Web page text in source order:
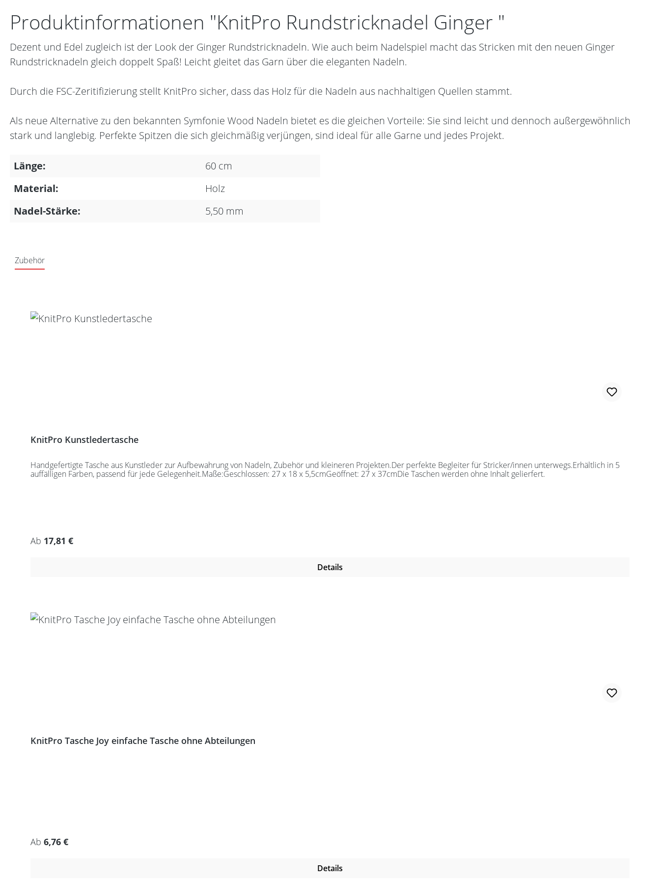
Produktinformationen "KnitPro Rundstricknadel Ginger "
Dezent und Edel zugleich ist der Look der Ginger Rundstricknadeln. Wie auch beim Nadelspiel macht das Stricken mit den neuen Ginger
Rundstricknadeln gleich doppelt Spaß! Leicht gleitet das Garn über die eleganten Nadeln.
Durch die FSC-Zeritifizierung stellt KnitPro sicher, dass das Holz für die Nadeln aus nachhaltigen Quellen stammt.
Als neue Alternative zu den bekannten Symfonie Wood Nadeln bietet es die gleichen Vorteile: Sie sind leicht und dennoch außergewöhnlich
stark und langlebig. Perfekte Spitzen die sich gleichmäßig verjüngen, sind ideal für alle Garne und jedes Projekt.
Länge:
60 cm
Material:
Holz
Nadel-Stärke:
5,50 mm
Zubehör
KnitPro Kunstledertasche
Handgefertigte Tasche aus Kunstleder zur Aufbewahrung von Nadeln, Zubehör und kleineren Projekten.Der perfekte Begleiter für Stricker/innen unterwegs.Erhältlich in 5
auffälligen Farben, passend für jede Gelegenheit.Maße:Geschlossen: 27 x 18 x 5,5cmGeöffnet: 27 x 37cmDie Taschen werden ohne Inhalt gelierfert.
Regulärer Preis:
Ab 17,81 €
Details
KnitPro Tasche Joy einfache Tasche ohne Abteilungen
Regulärer Preis:
Ab 6,76 €
Details